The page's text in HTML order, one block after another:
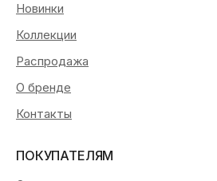
Новинки
О бренде
Контакты
Коллекции
Распродажа
ПОКУПАТЕЛЯМ